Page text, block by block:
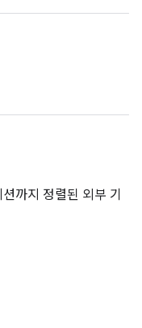
까지 정렬된 외부 기